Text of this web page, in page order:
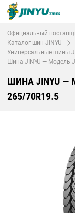
Официальный
Каталог шин JINYU
Универсальные шины
Шина JINYU — Модель
ШИНА JINYU —
265/70R19.5